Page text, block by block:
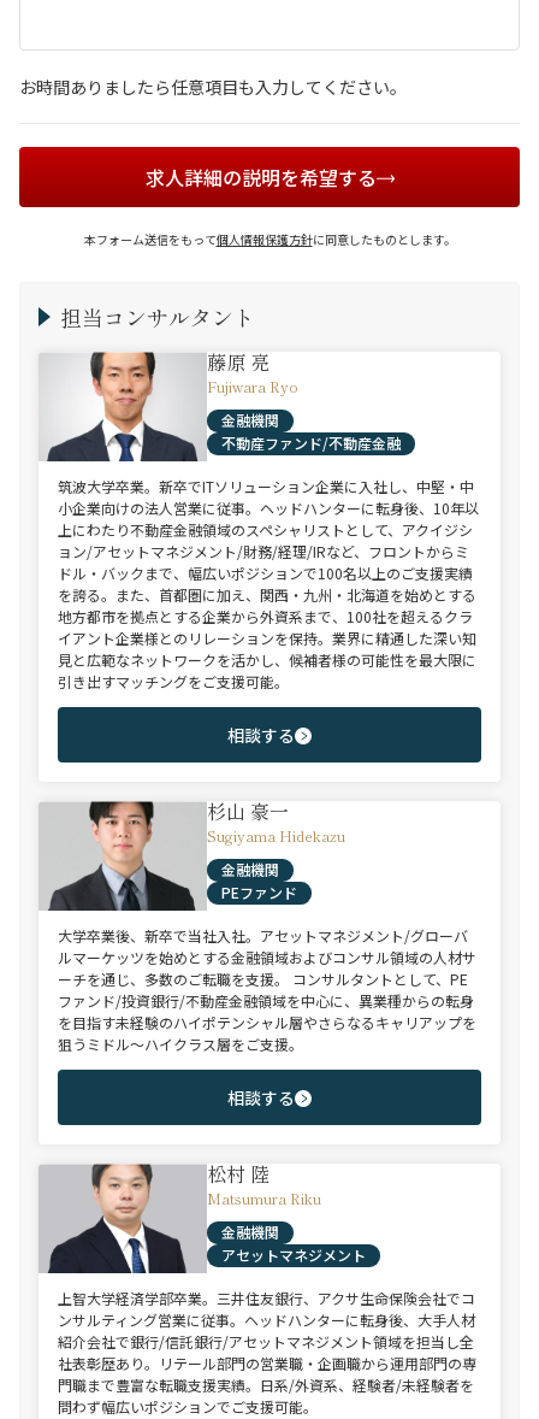
お時間ありましたら任意項目も入力してください。
求人詳細の説明を希望する
本フォーム送信をもって個人情報保護方針に同意したものとします。
担当コンサルタント
藤原 亮
Fujiwara Ryo
金融機関
不動産ファンド/不動産金融
筑波大学卒業。新卒でITソリューション企業に入社し、中堅・中
小企業向けの法人営業に従事。ヘッドハンターに転身後、10年以
上にわたり不動産金融領域のスペシャリストとして、アクイジシ
ョン/アセットマネジメント/財務/経理/IRなど、フロントからミ
ドル・バックまで、幅広いポジションで100名以上のご支援実績
を誇る。また、首都圏に加え、関西・九州・北海道を始めとする
地方都市を拠点とする企業から外資系まで、100社を超えるクラ
イアント企業様とのリレーションを保持。業界に精通した深い知
見と広範なネットワークを活かし、候補者様の可能性を最大限に
引き出すマッチングをご支援可能。
相談する
杉山 豪一
Sugiyama Hidekazu
金融機関
PEファンド
大学卒業後、新卒で当社入社。アセットマネジメント/グローバ
ルマーケッツを始めとする金融領域およびコンサル領域の人材サ
ーチを通じ、多数のご転職を支援。 コンサルタントとして、PE
ファンド/投資銀行/不動産金融領域を中心に、異業種からの転身
を目指す未経験のハイポテンシャル層やさらなるキャリアップを
狙うミドル～ハイクラス層をご支援。
相談する
松村 陸
Matsumura Riku
金融機関
アセットマネジメント
上智大学経済学部卒業。三井住友銀行、アクサ生命保険会社でコ
ンサルティング営業に従事。ヘッドハンターに転身後、大手人材
紹介会社で銀行/信託銀行/アセットマネジメント領域を担当し全
社表彰歴あり。リテール部門の営業職・企画職から運用部門の専
門職まで豊富な転職支援実績。日系/外資系、経験者/未経験者を
問わず幅広いポジションでご支援可能。